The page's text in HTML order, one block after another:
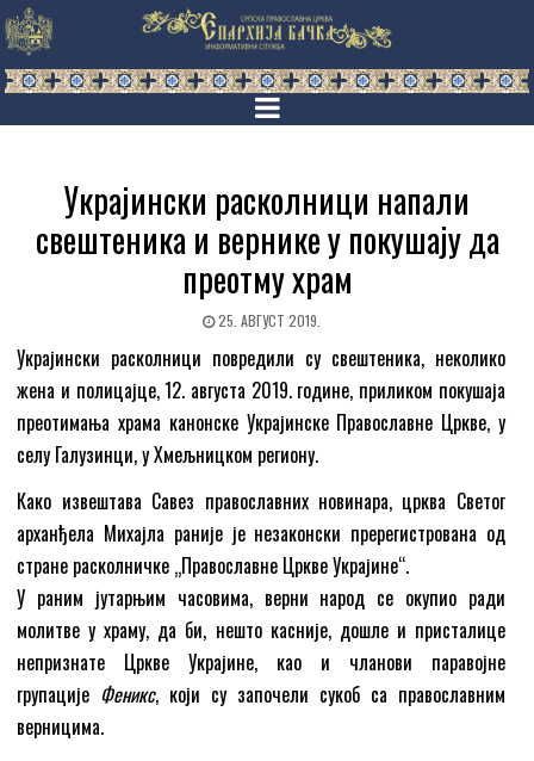
Украјински расколници напали
свештеника и вернике у покушају да
преотму храм
25. АВГУСТ 2019.
Украјински расколници повредили су свештеника, неколико
жена и полицајце, 12. августа 2019. године, приликом покушаја
преотимања храма канонске Украјинске Православне Цркве, у
селу Галузинци, у Хмељницком региону.
Како извештава Савез православних новинара, црква Светог
арханђела Михајла раније је незаконски пререгистрована од
стране расколничке „Православне Цркве Украјине“.
У раним јутарњим часовима, верни народ се окупио ради
молитве у храму, да би, нешто касније, дошле и присталице
непризнате Цркве Украјине, као и чланови паравојне
групације Феникс, који су започели сукоб са православним
верницима.